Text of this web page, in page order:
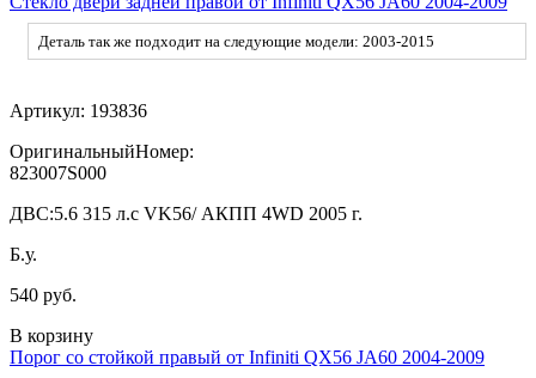
Деталь так же подходит на следующие модели: 2003-2015
Артикул: 193836
ОригинальныйНомер:
823007S000
ДВС:5.6 315 л.с VK56/ АКПП 4WD 2005 г.
Б.у.
540 руб.
В корзину
Порог со стойкой правый от Infiniti QX56 JA60 2004-2009